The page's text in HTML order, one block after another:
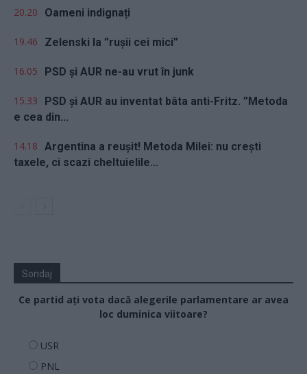
20.20 Oameni indignați
19.46 Zelenski la ”rușii cei mici”
16.05 PSD și AUR ne-au vrut în junk
15.33
PSD și AUR au inventat bâta anti-Fritz. ”Metoda
e cea din...
14.18 Argentina a reușit! Metoda Milei: nu crești
taxele, ci scazi cheltuielile...
Sondaj
Ce partid ați vota dacă alegerile parlamentare ar avea
loc duminica viitoare?
USR
PNL